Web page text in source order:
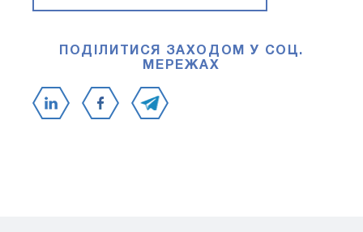
ПОДІЛИТИСЯ ЗАХОДОМ У СОЦ.
МЕРЕЖАХ